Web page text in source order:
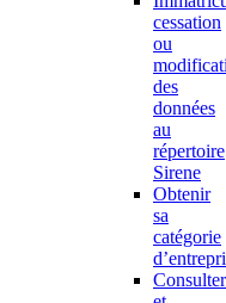
cessation
ou
des
données
au
répertoire
Sirene
Obtenir
sa
catégorie
Consulter